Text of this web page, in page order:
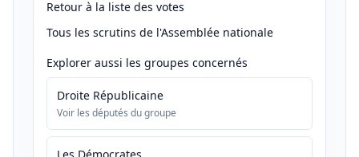
Retour à la liste des votes
Tous les scrutins de l'Assemblée nationale
Explorer aussi les groupes concernés
Droite Républicaine
Voir les députés du groupe